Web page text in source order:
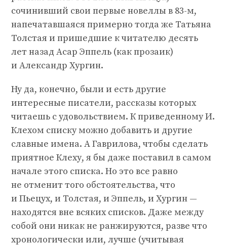
сочинивший свои первые новеллы в 83-м,
напечатавшаяся примерно тогда же Татьяна
Толстая и пришедшие к читателю десять
лет назад Асар Эппель (как прозаик)
и Александр Хургин.
Ну да, конечно, были и есть другие
интересные писатели, рассказы которых
читаешь с удовольствием. К приведенному И.
Клехом списку можно добавить и другие
славные имена. А Гаврилова, чтобы сделать
приятное Клеху, я бы даже поставил в самом
начале этого списка. Но это все равно
не отменит того обстоятельства, что
и Пьецух, и Толстая, и Эппель, и Хургин —
находятся вне всяких списков. Даже между
собой они никак не ранжируются, разве что
хронологически или, лучше (учитывая